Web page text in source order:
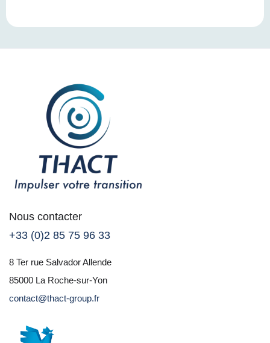
Nous contacter
+33 (0)2 85 75 96 33
8 Ter rue Salvador Allende
85000 La Roche-sur-Yon
contact@thact-group.fr